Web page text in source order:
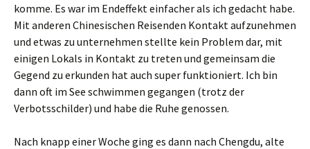
komme. Es war im Endeffekt einfacher als ich gedacht habe.
Mit anderen Chinesischen Reisenden Kontakt aufzunehmen
und etwas zu unternehmen stellte kein Problem dar, mit
einigen Lokals in Kontakt zu treten und gemeinsam die
Gegend zu erkunden hat auch super funktioniert. Ich bin
dann oft im See schwimmen gegangen (trotz der
Verbotsschilder) und habe die Ruhe genossen.
Nach knapp einer Woche ging es dann nach Chengdu, alte